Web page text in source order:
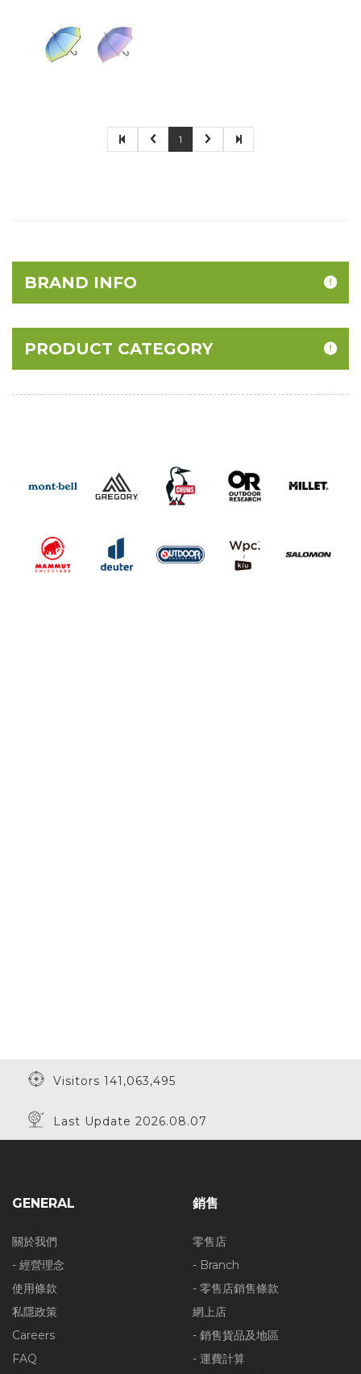
1
BRAND INFO
PRODUCT CATEGORY
Visitors 141,063,495
Last Update 2026.08.07
GENERAL
關於我們
- 經營理念
使用條款
私隱政策
Careers
FAQ
銷售
零售店
- Branch
- 零售店銷售條款
網上店
- 銷售貨品及地區
- 運費計算